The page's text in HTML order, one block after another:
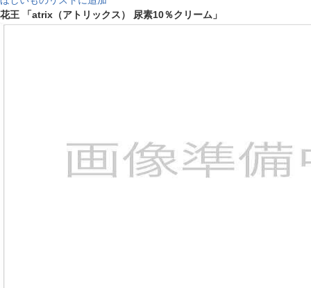
花王 「atrix（アトリックス） 尿素10％クリーム」